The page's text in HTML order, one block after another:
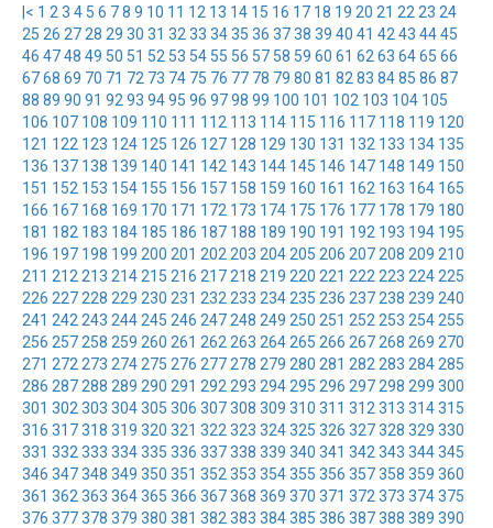
|< 1 2 3 4 5 6 78 9 10 11 12 13 14 15 16 17 18 19 20 21 22 23 24
25 26 27 28 29 30 31 32 33 3435 36 3738 39 40 41 42 43 4445
46 4748 49 50 51 52 53 54 55 56 57 58 59 60 61 62 63 6465 66
6768 69 70 71 72 73 74 75 76 77 78 79 80 81 82 83 8485 86 87
88 89 90 91 92 93 9495 96 9798 99 100 101 102 103 104 105
106 107 108 109 110 111 112 113 114 115 116 117 118 119 120
121 122 123 124 125 126 127 128 129 130 131 132 133 134 135
136 137 138 139 140 141 142 143 144 145 146 147 148 149 150
151 152 153 154 155 156 157 158 159 160 161 162 163 164 165
166 167 168 169 170 171 172 173 174 175 176 177 178 179 180
181 182 183 184 185 186 187 188 189 190 191 192 193 194 195
196 197 198 199 200 201 202 203 204 205 206 207 208 209 210
211 212 213 214 215 216 217 218 219 220 221 222 223 224 225
226 227 228 229 230 231 232 233 234 235 236 237 238 239 240
241 242 243 244 245 246 247 248 249 250 251 252 253 254 255
256 257 258 259 260 261 262 263 264 265 266 267 268 269 270
271 272 273 274 275 276 277 278 279 280 281 282 283 284 285
286 287 288 289 290 291 292 293 294 295 296 297 298 299 300
301 302 303 304305 306 307308 309 310 311 312 313 314315
316 317318 319 320 321 322 323 324325 326 327328 329 330
331 332 333 334335 336 337338 339 340 341 342 343 344345
346 347348 349 350 351 352 353 354355 356 357358 359 360
361 362 363 364365 366 367368 369 370 371 372 373 374375
376 377378 379 380 381 382 383 384385 386 387388 389 390